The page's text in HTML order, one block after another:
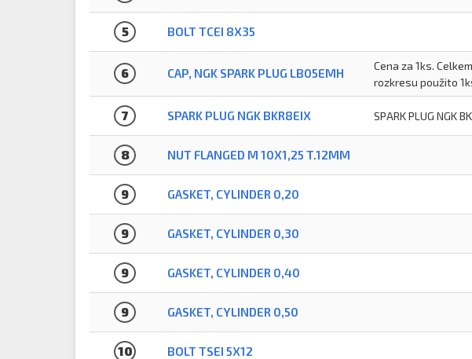
5 BOLT TCEI 8X35
6 CAP, NGK SPARK PLUG LB05EMH
Cena za 1ks.
rozkresu použito
7 SPARK PLUG NGK BKR8EIX SPARK PLUG NGK
8 NUT FLANGED M 10X1,25 T.12MM
9 GASKET, CYLINDER 0,20
9 GASKET, CYLINDER 0,30
9 GASKET, CYLINDER 0,40
9 GASKET, CYLINDER 0,50
10 BOLT TSEI 5X12